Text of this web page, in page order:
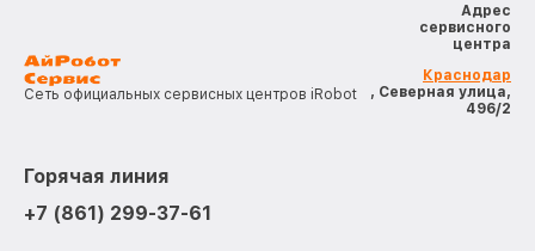
Сеть официальных сервисных центров iRobot
Адрес
сервисного
центра
Краснодар
, Северная улица,
496/2
Горячая линия
+7 (861) 299-37-61